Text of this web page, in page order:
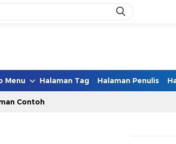
Menu Halaman Tag Halaman Penulis
Contoh